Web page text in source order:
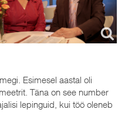
Esimesel aastal oli
Täna on see number
lepinguid, kui töö oleneb